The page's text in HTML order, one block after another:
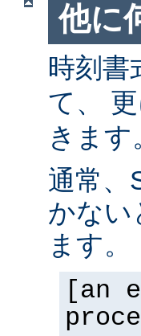
他に
時刻書
て、
きます
通常、
かない
ます。
[an